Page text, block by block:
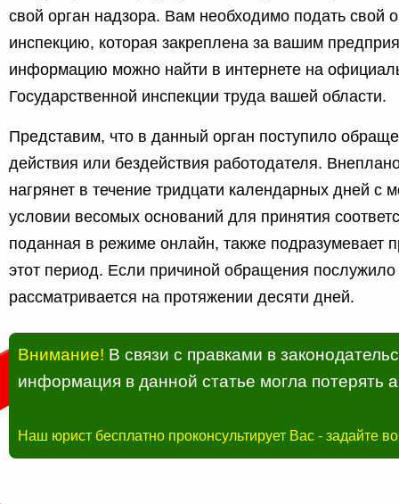
свой орган надзора. Вам необходимо подать свой
инспекцию, которая закреплена за вашим
информацию можно найти в интернете на
Государственной инспекции труда вашей области.
Представим, что в данный орган поступило
действия или бездействия работодателя.
нагрянет в течение тридцати календарных дней с
условии весомых оснований для принятия
поданная в режиме онлайн, также подразумевает
этот период. Если причиной обращения послужило
рассматривается на протяжении десяти дней.
Внимание! В связи с правками в
информация в данной статье могла потерять
Наш юрист бесплатно проконсультирует Вас - задайте